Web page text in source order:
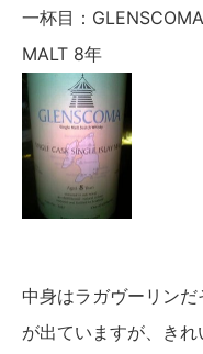
一杯目：
MALT 8年
中身はラガヴーリン
が出ていますが、き